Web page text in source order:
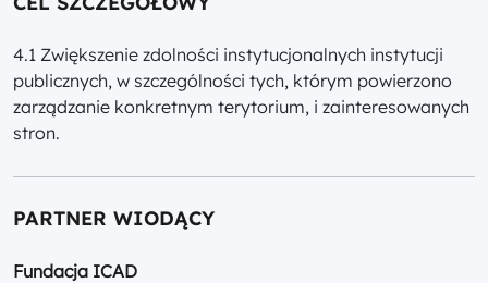
4.1 Zwiększenie zdolności instytucjonalnych instytucji
publicznych, w szczególności tych, którym powierzono
zarządzanie konkretnym terytorium, i zainteresowanych
stron.
PARTNER WIODĄCY
Fundacja ICAD